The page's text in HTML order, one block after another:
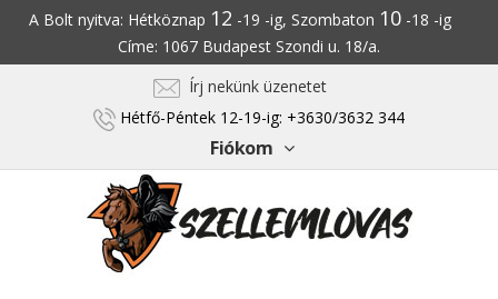
A Bolt nyitva: Hétköznap 12 -19 -ig, Szombaton 10-18 -ig
Címe: 1067 Budapest Szondi u. 18/a.
Írj nekünk üzenetet
Hétfő-Péntek 12-19-ig: +3630/3632 344
Fiókom